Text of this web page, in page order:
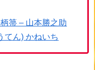
箒 – 山本勝之助
てん) かねいち